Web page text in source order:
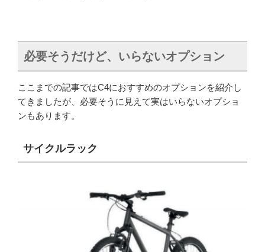
必要そうだけど、いらないオプション
ここまでの記事ではC4におすすめのオプションを紹介し
てきましたが、必要そうに見えて実はいらないオプショ
ンもあります。
サイクルラック